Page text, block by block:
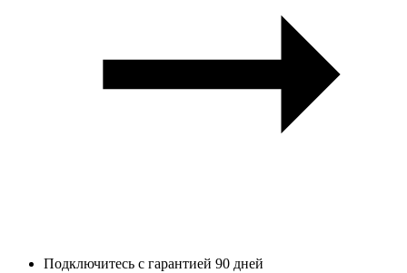
Подключитесь с гарантией 90 дней